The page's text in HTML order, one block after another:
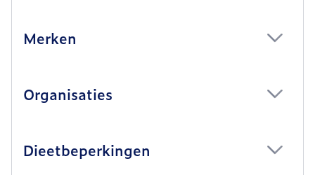
Merken
Organisaties
Dieetbeperkingen